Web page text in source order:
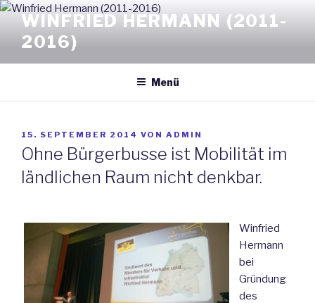
Zum
Inhalt
springen
WINFRIED HERMANN (2011-
2016)
Menü
VERÖFFENTLICHT
AM
15. SEPTEMBER 2014 VON ADMIN
Ohne Bürgerbusse ist Mobilität im
ländlichen Raum nicht denkbar.
Winfried
Hermann
bei
Gründung
des